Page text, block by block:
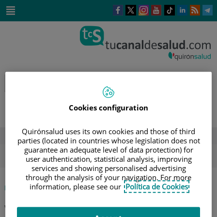
Este
enlace
se
ventana
nueva.
Este
enlace
se
una
ventana
nueva.
Este
enlace
se
una
ventana
nueva.
Este
enlace
se
una
ventana
nueva.
Enlace
una
Enlace
una
DESTACADOS
ola de calor verano sol
INICIO |AGENDA
VALENCIA
Cookies configuration
Quirónsalud uses its own cookies and those of third
parties (located in countries whose legislation does not
guarantee an adequate level of data protection) for
user authentication, statistical analysis, improving
services and showing personalised advertising
through the analysis of your navigation. For more
information, please see our Política de Cookies